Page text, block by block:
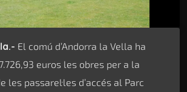
El comú d’Andorra la Vella ha
euros les obres per a la
les passarel·les d’accés al Parc